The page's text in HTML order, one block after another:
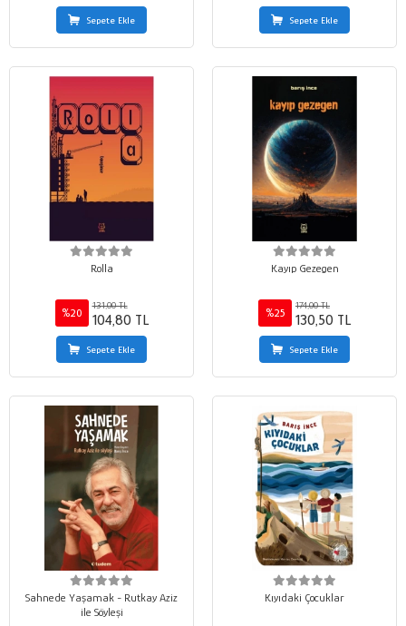
Sepete Ekle Sepete Ekle
Rolla
%20
131,00 TL
104,80 TL
Sepete Ekle
Kayıp Gezegen
%25
174,00 TL
130,50 TL
Sepete Ekle
Sahnede Yaşamak - Rutkay Aziz
ile Söyleşi
Kıyıdaki Çocuklar